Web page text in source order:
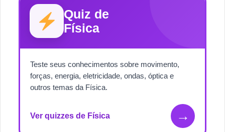
Quiz de
Física
Teste seus conhecimentos sobre movimento,
forças, energia, eletricidade, ondas, óptica e
outros temas da Física.
Ver quizzes de Física →